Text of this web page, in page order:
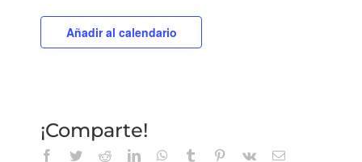
Añadir al calendario
¡Comparte!
Facebook
TwitterRedditLinkedInWhatsApp
Tumblr Pinterest
Vk
Correo